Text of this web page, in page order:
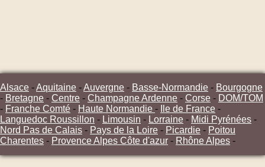
Alsace -Aquitaine -Auvergne - Basse-Normandie - Bourgogne
- Bretagne - Centre - Champagne Ardenne - Corse - DOM/TOM
- Franche Comté - Haute Normandie - Ile de France -
Languedoc Roussillon - Limousin - Lorraine - Midi Pyrénées -
Nord Pas de Calais - Pays de la Loire - Picardie - Poitou
Charentes - Provence Alpes Côte d'azur - Rhône Alpes -